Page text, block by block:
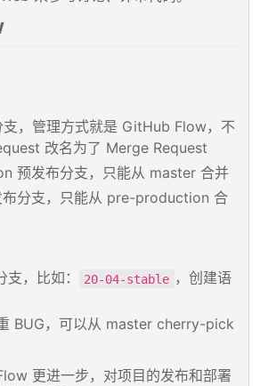
，管理方式就是 GitHub Flow，不
改名为了 Merge Request
预发布分支，只能从 master 合并
分支，只能从 pre-production 合
，比如：
20-04-stable ，创建语
BUG，可以从 master cherry-pick
更进一步，对项目的发布和部署